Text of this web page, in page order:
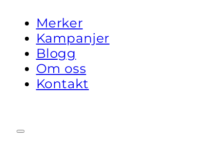
Merker
Kampanjer
Blogg
Om oss
Kontakt